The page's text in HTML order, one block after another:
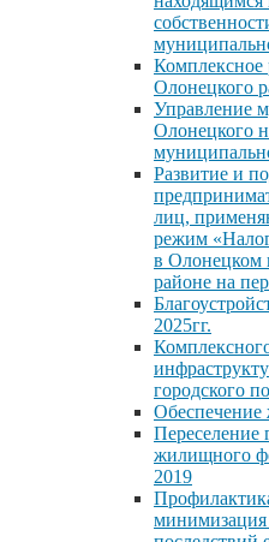
Комплексное
Олонецкого
Управление
Олонецкого
Развитие и
лиц,
режим
в Олонецком
районе на
2025гг.
городского
Переселение
жилищного
2019